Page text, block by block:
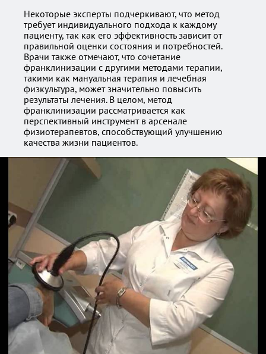
Некоторые эксперты подчеркивают, что метод
требует индивидуального подхода к каждому
пациенту, так как его эффективность зависит от
правильной оценки состояния и потребностей.
Врачи также отмечают, что сочетание
франклинизации с другими методами терапии,
такими как мануальная терапия и лечебная
физкультура, может значительно повысить
результаты лечения. В целом, метод
франклинизации рассматривается как
перспективный инструмент в арсенале
физиотерапевтов, способствующий улучшению
качества жизни пациентов.